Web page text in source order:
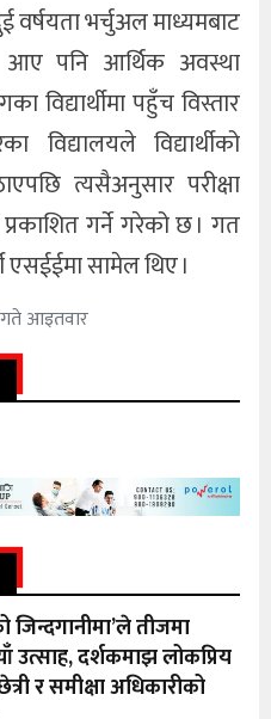
वर्षयता भर्चुअल माध्यमबाट
आए पनि आर्थिक अवस्था
विद्यार्थीमा पहुँच विस्तार
विद्यार्थीको
त्यसैअनुसार परीक्षा
गर्ने गरेको छ । गत
एसईईमा सामेल थिए ।
गते आइतवार
जिन्दगानीमा’ले तीजमा
उत्साह, दर्शकमाझ लोकप्रिय
र समीक्षा अधिकारीको